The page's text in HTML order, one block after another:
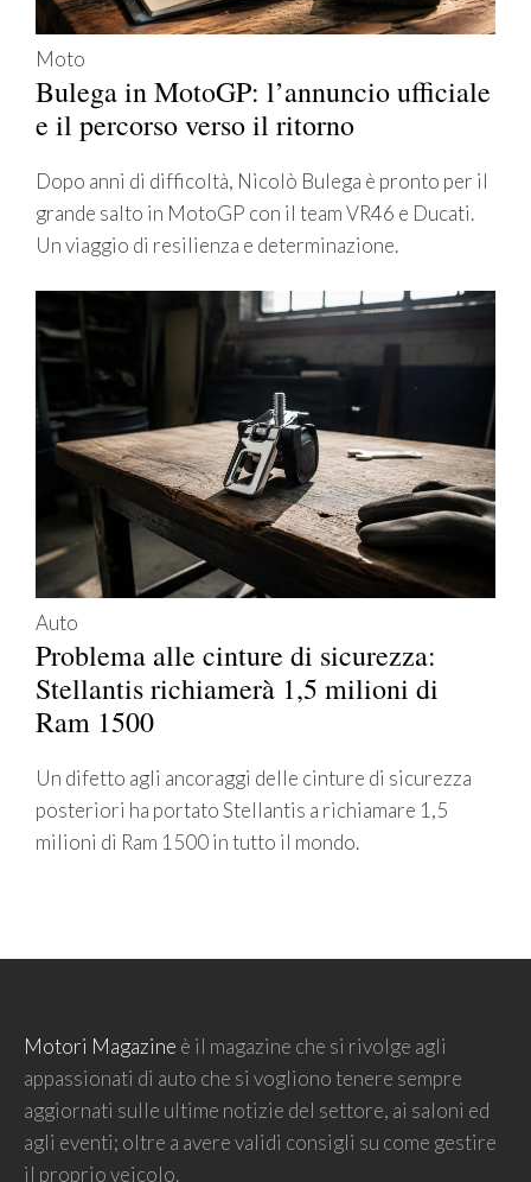
Moto
Bulega in MotoGP: l’annuncio ufficiale
e il percorso verso il ritorno
Dopo anni di difficoltà, Nicolò Bulega è pronto per il
grande salto in MotoGP con il team VR46 e Ducati.
Un viaggio di resilienza e determinazione.
Auto
Problema alle cinture di sicurezza:
Stellantis richiamerà 1,5 milioni di
Ram 1500
Un difetto agli ancoraggi delle cinture di sicurezza
posteriori ha portato Stellantis a richiamare 1,5
milioni di Ram 1500 in tutto il mondo.
Motori Magazine è il magazine che si rivolge agli
appassionati di auto che si vogliono tenere sempre
aggiornati sulle ultime notizie del settore, ai saloni ed
agli eventi; oltre a avere validi consigli su come gestire
il proprio veicolo.